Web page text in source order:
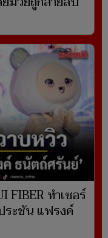
FIBER ทำเซอร์
ระชัน แฟรงค์